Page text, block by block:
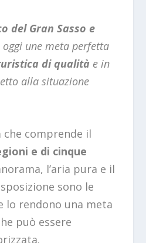
del Gran Sasso e
oggi une meta perfetta
di qualità e in
alla situazione
che comprende il
e di cinque
l’aria pura e il
sono le
lo rendono una meta
può essere